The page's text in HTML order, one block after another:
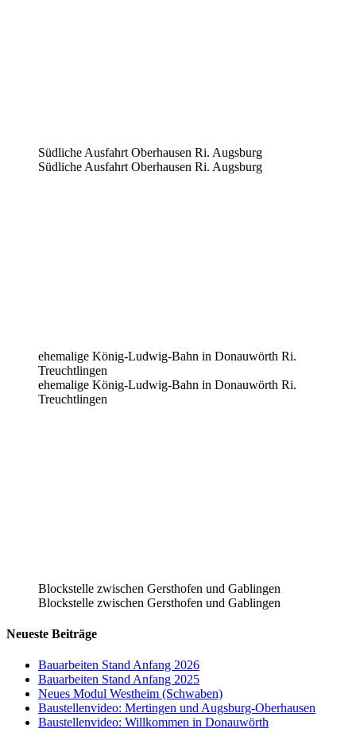
Südliche Ausfahrt Oberhausen Ri. Augsburg
Südliche Ausfahrt Oberhausen Ri. Augsburg
ehemalige König-Ludwig-Bahn in Donauwörth Ri.
Treuchtlingen
ehemalige König-Ludwig-Bahn in Donauwörth Ri.
Treuchtlingen
Blockstelle zwischen Gersthofen und Gablingen
Blockstelle zwischen Gersthofen und Gablingen
Neueste Beiträge
Bauarbeiten Stand Anfang 2026
Bauarbeiten Stand Anfang 2025
Neues Modul Westheim (Schwaben)
Baustellenvideo: Mertingen und Augsburg-Oberhausen
Baustellenvideo: Willkommen in Donauwörth